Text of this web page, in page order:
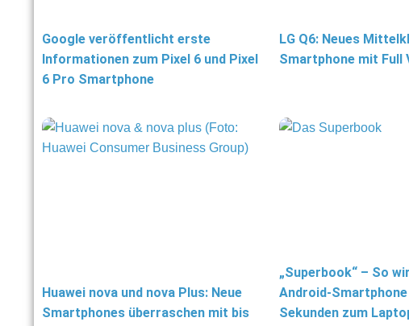
Google veröffentlicht erste
Informationen zum Pixel 6 und Pixel
6 Pro Smartphone
LG Q6: Neues
Smartphone mit Full
Huawei nova und nova Plus: Neue
Smartphones überraschen mit bis
„Superbook“ – So
Android-
Sekunden zum